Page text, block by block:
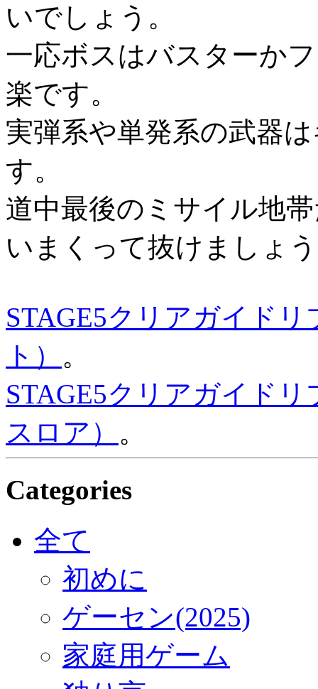
いでしょう。
一応ボスはバスターか
楽です。
実弾系や単発系の武器
す。
道中最後のミサイル地
いまくって抜けましょ
STAGE5クリアガイド
ト） 。
STAGE5クリアガイド
スロア） 。
Categories
全て
初めに
ゲーセン(2025)
家庭用ゲーム